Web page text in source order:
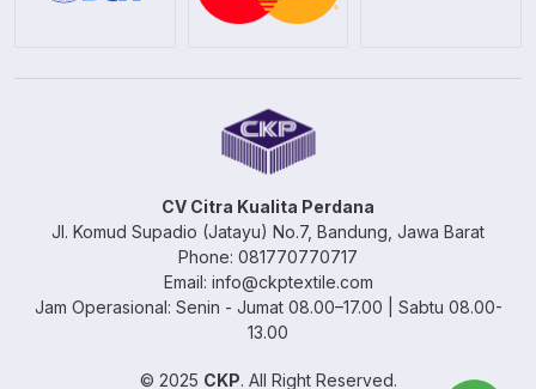
CV Citra Kualita Perdana
Jl. Komud Supadio (Jatayu) No.7, Bandung, Jawa Barat
Phone: 081770770717
Email: info@ckptextile.com
Jam Operasional: Senin - Jumat 08.00–17.00 | Sabtu 08.00-
13.00
© 2025 CKP. All Right Reserved.